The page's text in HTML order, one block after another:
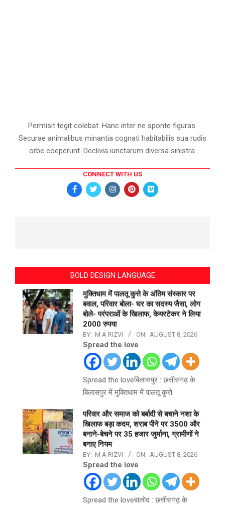
Permisit tegit colebat. Hanc inter ne sponte figuras.
Securae animalibus minantia cognati habitabilis sua rudis
orbe coeperunt. Declivia iunctarum diversa sinistra.
CONNECT WITH US
BOLD DESIGN LANGUAGE
मुक्तिधाम में पालतू कुत्ते के अंतिम संस्कार पर
बवाल, परिवार बोला- घर का सदस्य जैसा, लोग
बोले- परंपराओं के खिलाफ, केयरटेकर ने लिया
2000 रुपया
BY: M A RIZVI ON: AUGUST 8, 2026
Spread the love
Spread the loveबिलासपुर : छत्तीसगढ़ के
बिलासपुर में मुक्तिधाम में पालतू कुत्ते
परिवार और समाज को बर्बादी से बचाने नशा के
खिलाफ बड़ा कदम, शराब पीने पर 3500 और
बनाने-बेचने पर 35 हजार जुर्माना, ग्रामीणों ने
बनाए नियम
BY: M A RIZVI ON: AUGUST 8, 2026
Spread the love
Spread the loveबालोद : छत्तीसगढ़ के